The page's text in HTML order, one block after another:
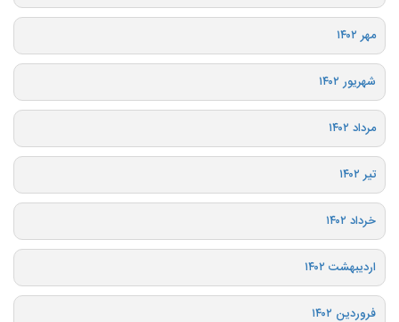
مهر ۱۴۰۲
شهریور ۱۴۰۲
مرداد ۱۴۰۲
تیر ۱۴۰۲
خرداد ۱۴۰۲
اردیبهشت ۱۴۰۲
فروردین ۱۴۰۲